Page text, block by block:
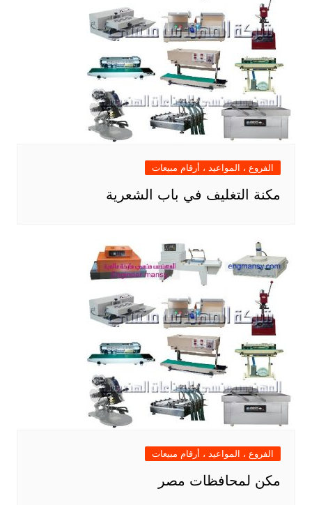
الفروع ، المواعيد ، أرقام مبيعات
مكنة التغليف في باب الشعرية
الفروع ، المواعيد ، أرقام مبيعات
مكن لمحافظات مصر